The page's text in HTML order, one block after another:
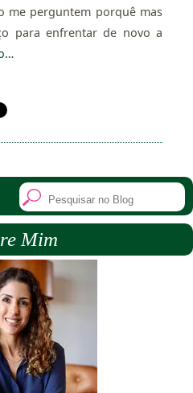
me perguntem porquê mas
para enfrentar de novo a
Mim